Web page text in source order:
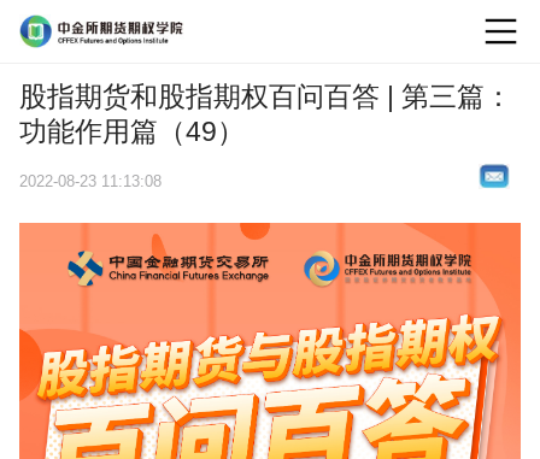
股指期货和股指期权百问百答 | 第三篇：
功能作用篇（49）
2022-08-23 11:13:08